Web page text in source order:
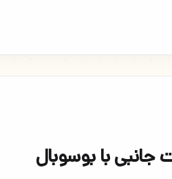
با بوسوبال